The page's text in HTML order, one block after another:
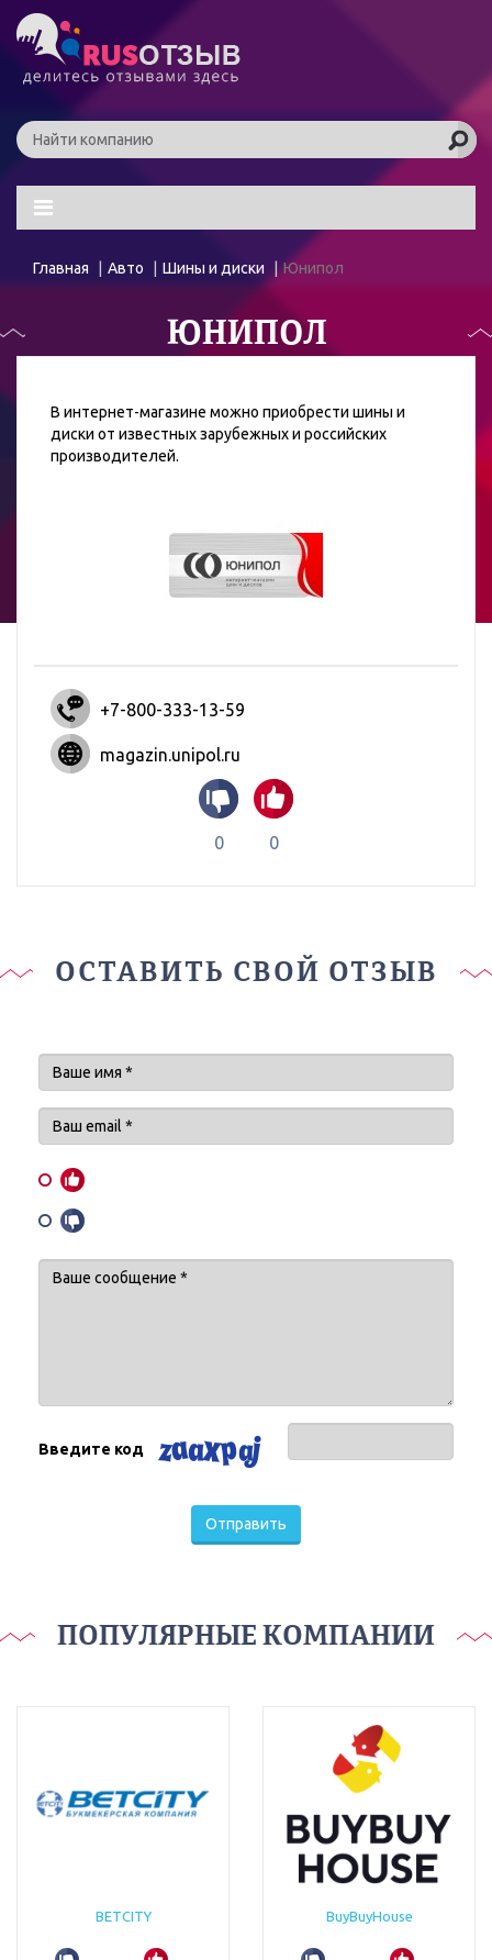
Главная Авто Шины и диски Юнипол
ЮНИПОЛ
В интернет-магазине можно приобрести шины и
диски от известных зарубежных и российских
производителей.
+7-800-333-13-59
magazin.unipol.ru
0 0
ОСТАВИТЬ СВОЙ ОТЗЫВ
Введите код
Отправить
ПОПУЛЯРНЫЕ КОМПАНИИ
BETCITY BuyBuyHouse